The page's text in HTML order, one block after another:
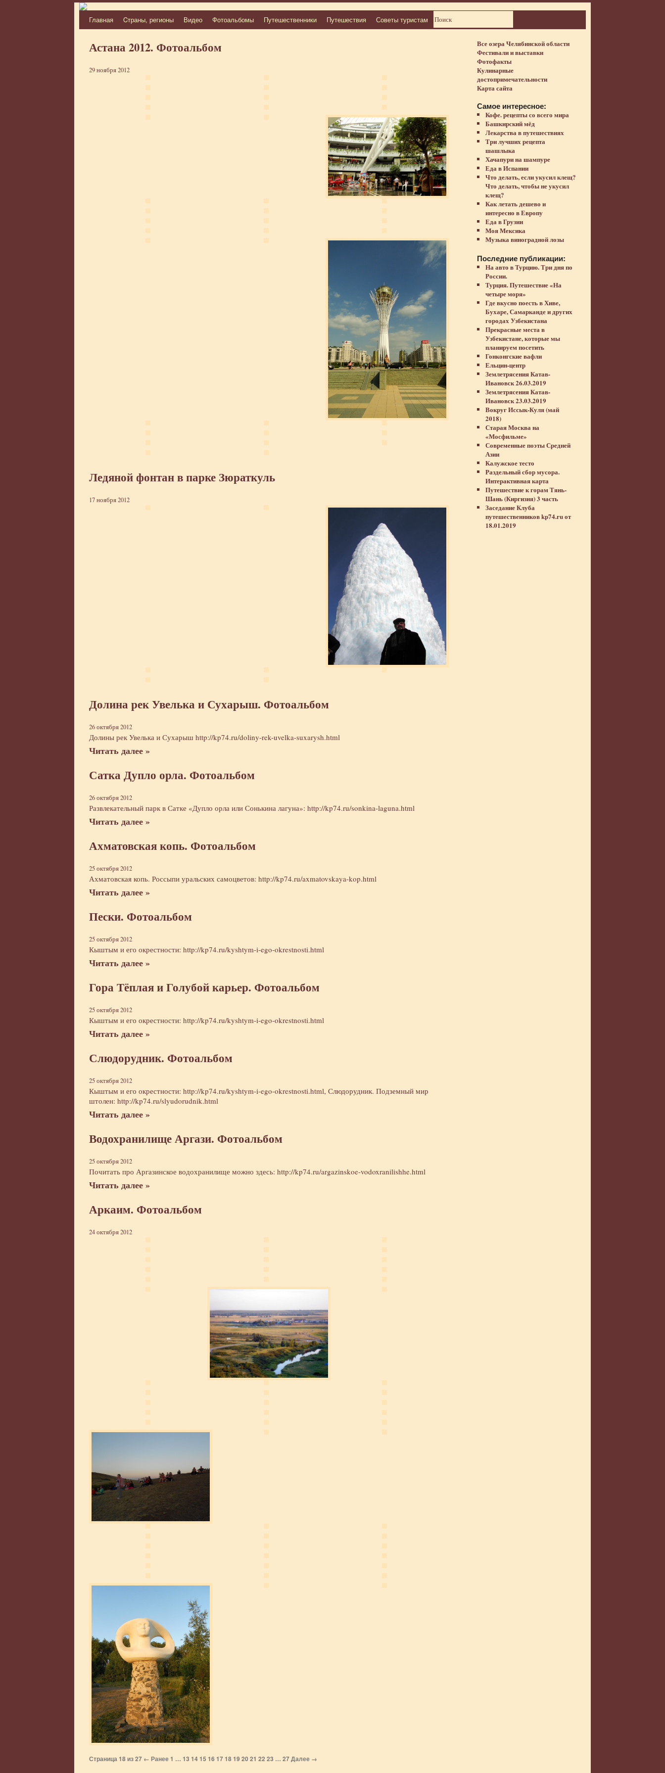
Перейти
Главная Cтраны, регионы Видео Фотоальбомы Путешественники Путешествия Советы туристам
Астана 2012. Фотоальбом
29 ноября 2012
Ледяной фонтан в парке Зюраткуль
17 ноября 2012
Долина рек Увелька и Сухарыш. Фотоальбом
26 октября 2012
Долины рек Увелька и Сухарыш http://kp74.ru/doliny-rek-uvelka-suxarysh.html
Читать далее »
Сатка Дупло орла. Фотоальбом
26 октября 2012
Развлекательный парк в Сатке «Дупло орла или Сонькина лагуна»: http://kp74.ru/sonkina-laguna.html
Читать далее »
Ахматовская копь. Фотоальбом
25 октября 2012
Ахматовская копь. Россыпи уральских самоцветов: http://kp74.ru/axmatovskaya-kop.html
Читать далее »
Пески. Фотоальбом
25 октября 2012
Кыштым и его окрестности: http://kp74.ru/kyshtym-i-ego-okrestnosti.html
Читать далее »
Гора Тёплая и Голубой карьер. Фотоальбом
25 октября 2012
Кыштым и его окрестности: http://kp74.ru/kyshtym-i-ego-okrestnosti.html
Читать далее »
Слюдорудник. Фотоальбом
25 октября 2012
Кыштым и его окрестности: http://kp74.ru/kyshtym-i-ego-okrestnosti.html, Слюдорудник. Подземный мир
штолен: http://kp74.ru/slyudorudnik.html
Читать далее »
Водохранилище Аргази. Фотоальбом
25 октября 2012
Почитать про Аргазинское водохранилище можно здесь: http://kp74.ru/argazinskoe-vodoxranilishhe.html
Читать далее »
Аркаим. Фотоальбом
24 октября 2012
Страница 18 из 27 ← Ранее1 … 13 1415 16 171819 20 21 22 23 … 27Далее →
Все озера Челябинской области
Фестивали и выставки
Фотофакты
Кулинарные
достопримечательности
Карта сайта
Самое интересное:
Кофе. рецепты со всего мира
Башкирский мёд
Лекарства в путешествиях
Три лучших рецепта
шашлыка
Хачапури на шампуре
Еда в Испании
Что делать, если укусил клещ?
Что делать, чтобы не укусил
клещ?
Как летать дешево и
интересно в Европу
Еда в Грузии
Моя Мексика
Музыка виноградной лозы
Последние публикации:
На авто в Турцию. Три дня по
России.
Турция. Путешествие «На
четыре моря»
Где вкусно поесть в Хиве,
Бухаре, Самарканде и других
городах Узбекистана
Прекрасные места в
Узбекистане, которые мы
планируем посетить
Гонконгские вафли
Ельцин-центр
Землетрясения Катав-
Ивановск 26.03.2019
Землетрясения Катав-
Ивановск 23.03.2019
Вокруг Иссык-Куля (май
2018)
Старая Москва на
«Мосфильме»
Современные поэты Средней
Азии
Калужское тесто
Раздельный сбор мусора.
Интерактивная карта
Путешествие к горам Тянь-
Шань (Киргизия) 3 часть
Заседание Клуба
путешественников kp74.ru от
18.01.2019